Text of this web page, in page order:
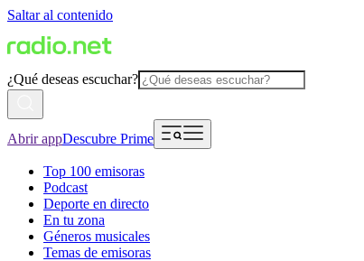
Saltar al contenido
¿Qué deseas escuchar?
Abrir appDescubre Prime
Top 100 emisoras
Podcast
Deporte en directo
En tu zona
Géneros musicales
Temas de emisoras